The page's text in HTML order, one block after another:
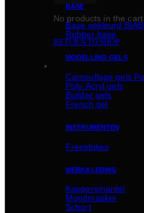
No products in the cart.
RETURN TO SHOP
BASE
Basе gekleurd BIAB
Rubber basе
MODELLING GELS
Camouflage gels
Poly-Acryl gels
Builder gels
French gel
INSTRUMENTEN
Freesbitjes
WERKKLEDING
Kappersmantel
Mondmasker
Schort